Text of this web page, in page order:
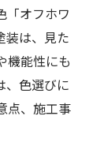
「オフホワ
装は、見た
機能性にも
、色選びに
点、施工事